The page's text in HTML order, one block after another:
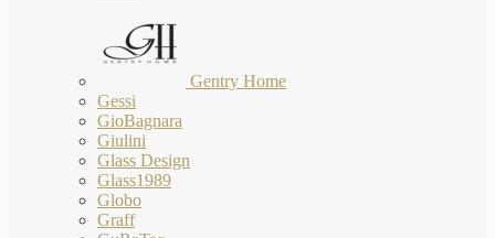
Gentry Home
Gessi
GioBagnara
Giulini
Glass Design
Glass1989
Globo
Graff